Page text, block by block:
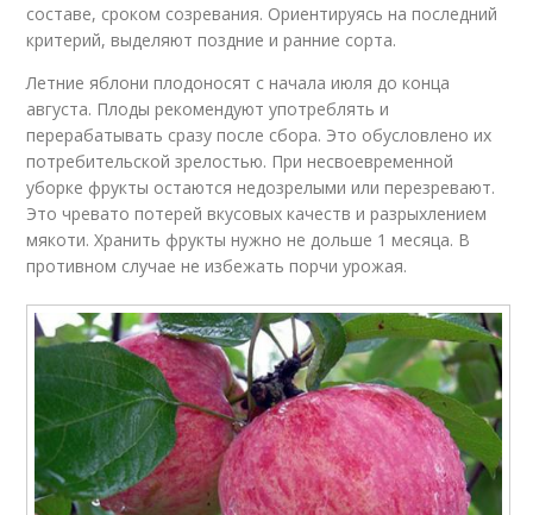
составе, сроком созревания. Ориентируясь на последний
критерий, выделяют поздние и ранние сорта.
Летние яблони плодоносят с начала июля до конца
августа. Плоды рекомендуют употреблять и
перерабатывать сразу после сбора. Это обусловлено их
потребительской зрелостью. При несвоевременной
уборке фрукты остаются недозрелыми или перезревают.
Это чревато потерей вкусовых качеств и разрыхлением
мякоти. Хранить фрукты нужно не дольше 1 месяца. В
противном случае не избежать порчи урожая.